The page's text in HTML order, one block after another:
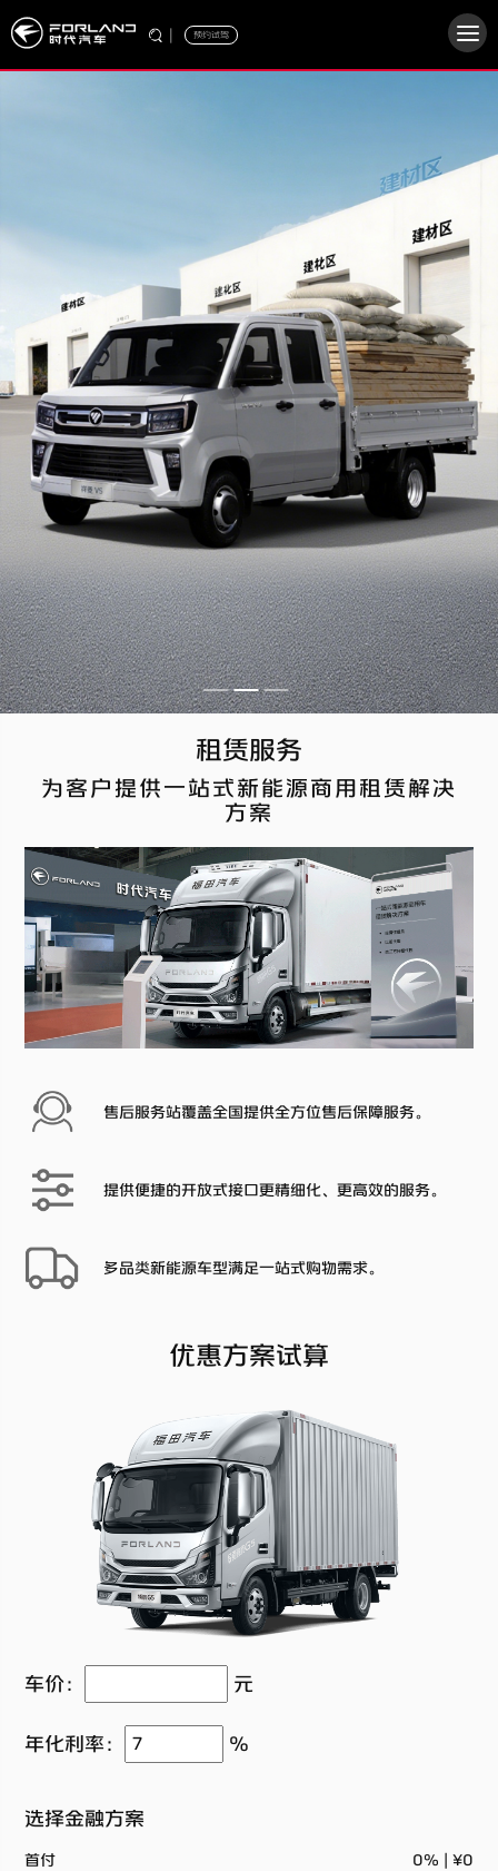
| 预约试驾
租赁服务
为客户提供一站式新能源商用租赁解决
方案
售后服务站覆盖全国提供全方位售后保障服务。
提供便捷的开放式接口更精细化、更高效的服务。
多品类新能源车型满足一站式购物需求。
优惠方案试算
车价： 元
年化利率： %
选择金融方案
首付 0% ¥0